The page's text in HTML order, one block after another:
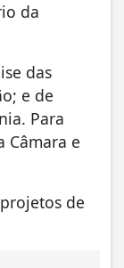
da
das
e de
Para
Câmara e
de